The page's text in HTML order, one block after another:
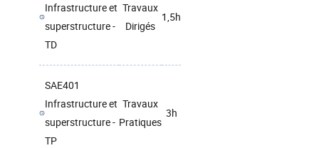
Infrastructure et
superstructure -
TD
Travaux
Dirigés
1,5h
SAE401
Infrastructure et
superstructure -
TP
Travaux
Pratiques
3h